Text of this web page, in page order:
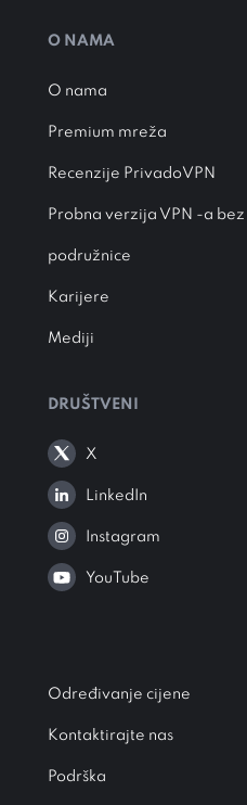
O NAMA
O nama
Premium mreža
Recenzije PrivadoVPN
Probna verzija VPN -a
podružnice
Karijere
Mediji
DRUŠTVENI
X
LinkedIn
Instagram
YouTube
Određivanje cijene
Kontaktirajte nas
Podrška